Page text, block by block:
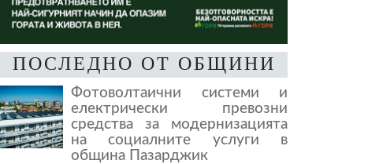
ПОСЛЕДНО ОТ ОБЩИНИ
Фотоволтаични системи и
електрически превозни
средства за модернизацията
на социалните услуги в
община Пазарджик